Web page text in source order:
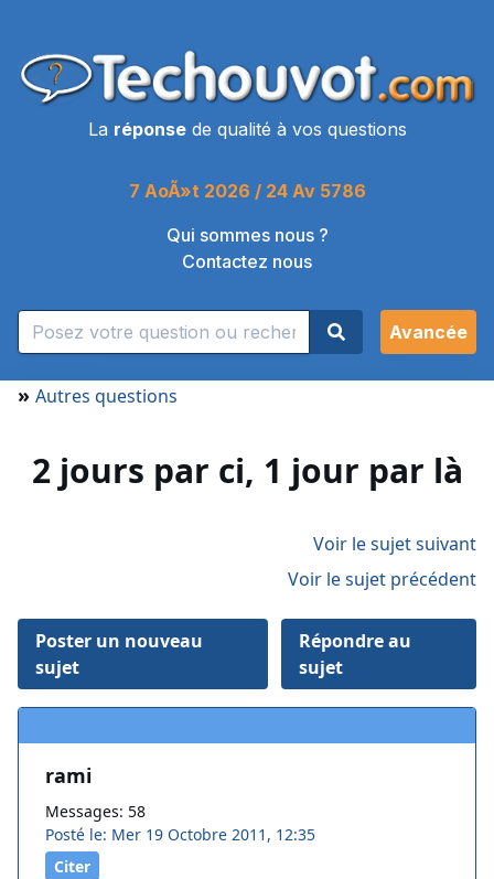
La réponsede qualité à vos questions
7 AoÃ»t 2026 / 24 Av 5786
Qui sommes nous ?
Contactez nous
Avancée
» Autres questions
2 jours par ci, 1 jour par là
Voir le sujet suivant
Voir le sujet précédent
Poster un nouveau
sujet
Répondre au
sujet
rami
Messages: 58
Posté le: Mer 19 Octobre 2011, 12:35
Citer